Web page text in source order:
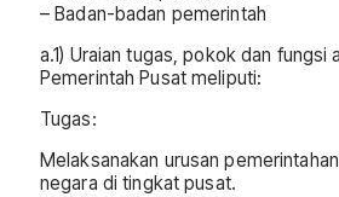
– Badan-badan pemerintah
a.1) Uraian tugas, pokok dan fungsi
Pemerintah Pusat meliputi:
Tugas:
Melaksanakan urusan
negara di tingkat pusat.